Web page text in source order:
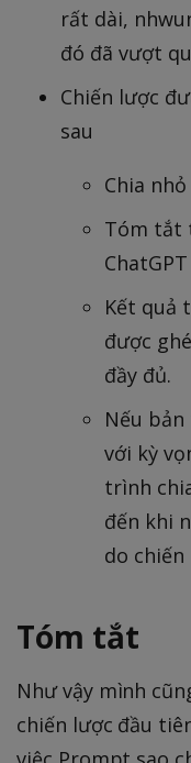
rất dài,
đó đã vượt
Chiến lược
sau
Chia
Tóm tắt
ChatGPT
Kết quả
được
đầy đủ.
Nếu
với kỳ
trình
đến khi
do
Tóm tắt
Như vậy mình
chiến lược đầu